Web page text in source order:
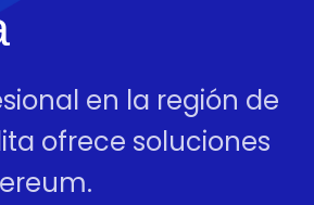
en la región de
ofrece soluciones